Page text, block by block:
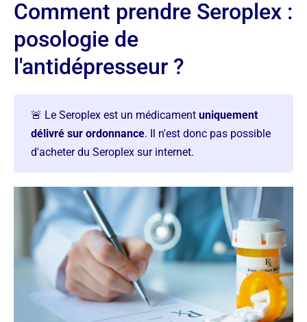
Comment prendre Seroplex :
posologie de
l'antidépresseur ?
🚨 Le Seroplex est un médicament uniquement
délivré sur ordonnance. Il n'est donc pas possible
d'acheter du Seroplex sur internet.